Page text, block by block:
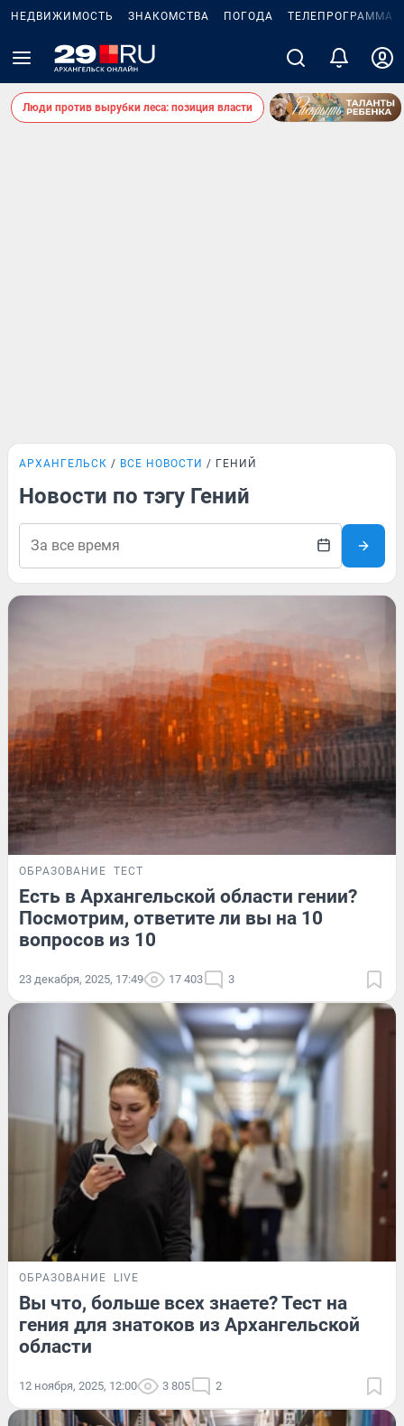
НЕДВИЖИМОСТЬ ЗНАКОМСТВА ПОГОДА ТЕЛЕПРОГРАММА
Люди против вырубки леса: позиция власти
АРХАНГЕЛЬСК ВСЕ НОВОСТИ ГЕНИЙ
Новости по тэгу Гений
ОБРАЗОВАНИЕ ТЕСТ
Есть в Архангельской области гении?
Посмотрим, ответите ли вы на 10
вопросов из 10
23 декабря, 2025, 17:49 17 403 3
ОБРАЗОВАНИЕ LIVE
Вы что, больше всех знаете? Тест на
гения для знатоков из Архангельской
области
12 ноября, 2025, 12:00 3 805 2